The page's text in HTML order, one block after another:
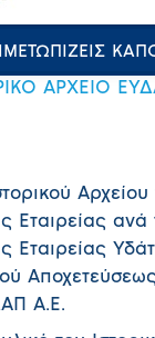
ΑΡΧΕΙΟ
Εταιρείας
Εταιρείας
Α.Ε.